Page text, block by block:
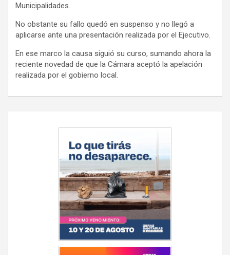
Municipalidades.
No obstante su fallo quedó en suspenso y no llegó a
aplicarse ante una presentación realizada por el Ejecutivo.
En ese marco la causa siguió su curso, sumando ahora la
reciente novedad de que la Cámara aceptó la apelación
realizada por el gobierno local.